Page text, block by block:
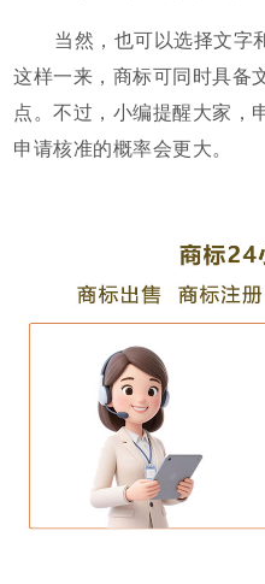
当然，也可以选择文字和
这样一来，商标可同时具备
点。不过，小编提醒大家，
申请核准的概率会更大。